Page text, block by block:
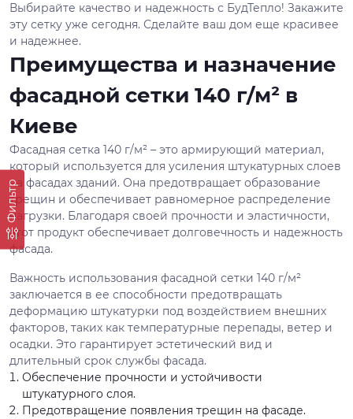
Фильтр
Выбирайте качество и надежность с БудТепло! Закажите
эту сетку уже сегодня. Сделайте ваш дом еще красивее
и надежнее.
Преимущества и назначение
фасадной сетки 140 г/м² в
Киеве
Фасадная сетка 140 г/м² – это армирующий материал,
который используется для усиления штукатурных слоев
на фасадах зданий. Она предотвращает образование
трещин и обеспечивает равномерное распределение
нагрузки. Благодаря своей прочности и эластичности,
этот продукт обеспечивает долговечность и надежность
фасада.
Важность использования фасадной сетки 140 г/м²
заключается в ее способности предотвращать
деформацию штукатурки под воздействием внешних
факторов, таких как температурные перепады, ветер и
осадки. Это гарантирует эстетический вид и
длительный срок службы фасада.
Обеспечение прочности и устойчивости
штукатурного слоя.
Предотвращение появления трещин на фасаде.